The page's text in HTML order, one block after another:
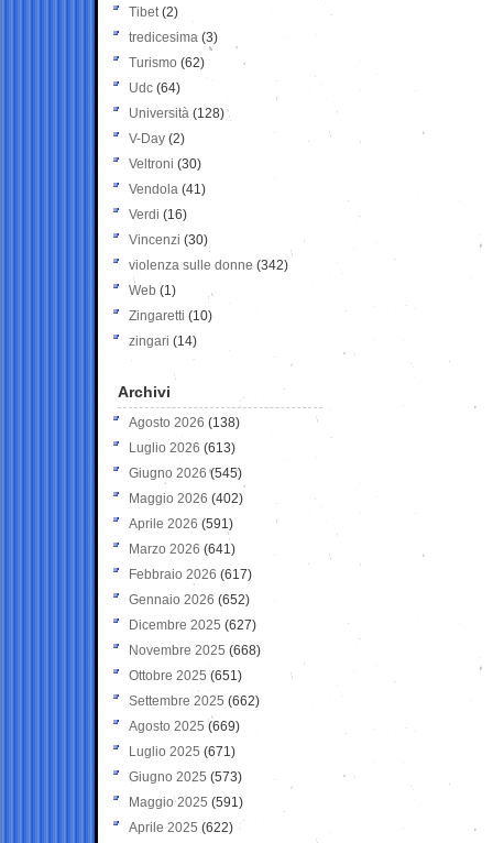
Tibet(2)
tredicesima (3)
Turismo (62)
Udc (64)
Università (128)
V-Day (2)
Veltroni (30)
Vendola (41)
Verdi (16)
Vincenzi (30)
violenza sulle donne (342)
Web (1)
Zingaretti (10)
zingari (14)
Archivi
Agosto 2026 (138)
Luglio 2026 (613)
Giugno 2026 (545)
Maggio 2026 (402)
Aprile 2026 (591)
Marzo 2026 (641)
Febbraio 2026 (617)
Gennaio 2026 (652)
Dicembre 2025 (627)
Novembre 2025 (668)
Ottobre 2025 (651)
Settembre 2025 (662)
Agosto 2025 (669)
Luglio 2025 (671)
Giugno 2025 (573)
Maggio 2025 (591)
Aprile 2025 (622)